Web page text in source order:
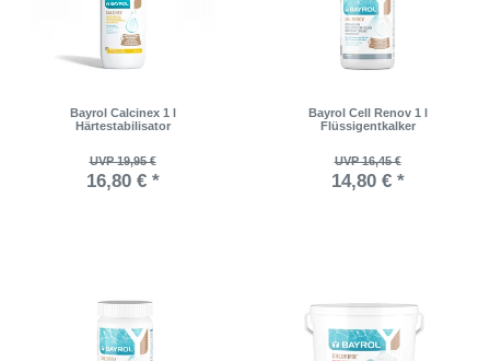
Bayrol Calcinex 1 l
Härtestabilisator
UVP 19,95 €
16,80 € *
Bayrol Cell Renov 1 l
Flüssigentkalker
UVP 16,45 €
14,80 € *